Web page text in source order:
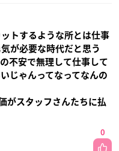
トするような所とは仕事
が必要な時代だと思う
不安で無理して仕事して
じゃんってなってなんの
がスタッフさんたちに払
0